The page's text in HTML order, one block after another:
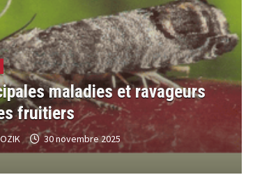
maladies et ravageurs
fruitiers
30 novembre 2025